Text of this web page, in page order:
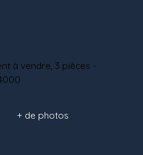
+ de photos